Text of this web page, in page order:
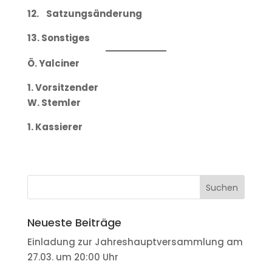
12. Satzungsänderung
13. Sonstiges
Ö. Yalciner
1. Vorsitzender
W. Stemler
1. Kassierer
Neueste Beiträge
Einladung zur Jahreshauptversammlung am
27.03. um 20:00 Uhr